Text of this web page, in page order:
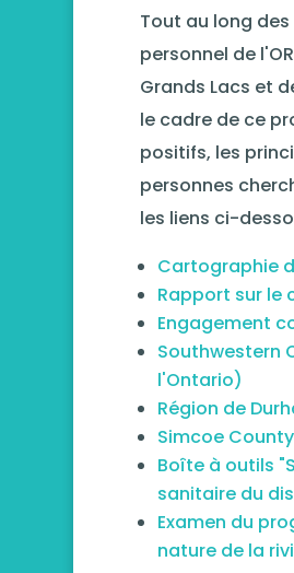
Tout au long
personnel de
Grands Lacs et
le cadre de ce
positifs, les
personnes
les liens ci-
Cartographie
Rapport sur le
Engagement
Southwestern
l'Ontario)
Région de
Simcoe
Boîte à outils
sanitaire du
Examen du
nature de la